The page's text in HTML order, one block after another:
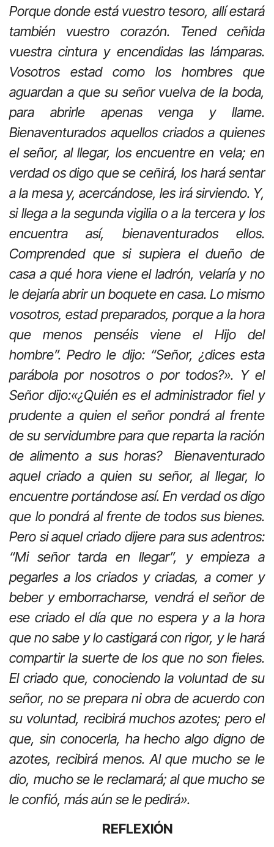
Porque donde está vuestro tesoro, allí estará
también vuestro corazón. Tened ceñida
vuestra cintura y encendidas las lámparas.
Vosotros estad como los hombres que
aguardan a que su señor vuelva de la boda,
para abrirle apenas venga y llame.
Bienaventurados aquellos criados a quienes
el señor, al llegar, los encuentre en vela; en
verdad os digo que se ceñirá, los hará sentar
a la mesa y, acercándose, les irá sirviendo. Y,
si llega a la segunda vigilia o a la tercera y los
encuentra así, bienaventurados ellos.
Comprended que si supiera el dueño de
casa a qué hora viene el ladrón, velaría y no
le dejaría abrir un boquete en casa. Lo mismo
vosotros, estad preparados, porque a la hora
que menos penséis viene el Hijo del
hombre”. Pedro le dijo: “Señor, ¿dices esta
parábola por nosotros o por todos?». Y el
Señor dijo:«¿Quién es el administrador fiel y
prudente a quien el señor pondrá al frente
de su servidumbre para que reparta la ración
de alimento a sus horas? Bienaventurado
aquel criado a quien su señor, al llegar, lo
encuentre portándose así. En verdad os digo
que lo pondrá al frente de todos sus bienes.
Pero si aquel criado dijere para sus adentros:
“Mi señor tarda en llegar”, y empieza a
pegarles a los criados y criadas, a comer y
beber y emborracharse, vendrá el señor de
ese criado el día que no espera y a la hora
que no sabe y lo castigará con rigor, y le hará
compartir la suerte de los que no son fieles.
El criado que, conociendo la voluntad de su
señor, no se prepara ni obra de acuerdo con
su voluntad, recibirá muchos azotes; pero el
que, sin conocerla, ha hecho algo digno de
azotes, recibirá menos. Al que mucho se le
dio, mucho se le reclamará; al que mucho se
le confió, más aún se le pedirá».
REFLEXIÓN